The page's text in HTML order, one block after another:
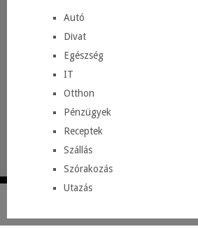
Autó
Divat
Egészség
IT
Otthon
Pénzügyek
Receptek
Szállás
Szórakozás
Utazás